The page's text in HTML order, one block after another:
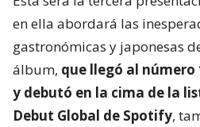
en ella abordará las
gastronómicas y japonesas
álbum, que llegó al número
y debutó en la cima de la
Debut Global de Spotify,